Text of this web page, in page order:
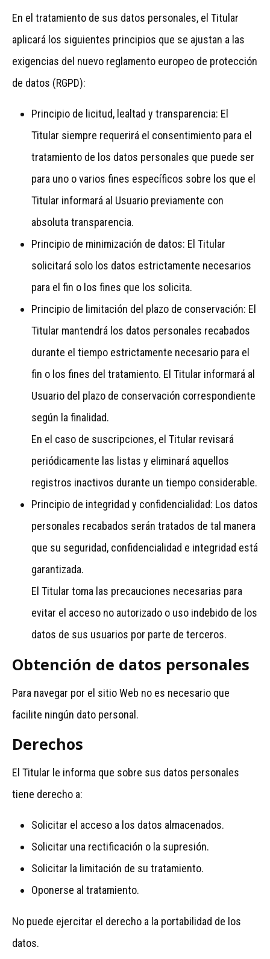
En el tratamiento de sus datos personales, el Titular
aplicará los siguientes principios que se ajustan a las
exigencias del nuevo reglamento europeo de protección
de datos (RGPD):
Principio de licitud, lealtad y transparencia: El
Titular siempre requerirá el consentimiento para el
tratamiento de los datos personales que puede ser
para uno o varios fines específicos sobre los que el
Titular informará al Usuario previamente con
absoluta transparencia.
Principio de minimización de datos: El Titular
solicitará solo los datos estrictamente necesarios
para el fin o los fines que los solicita.
Principio de limitación del plazo de conservación: El
Titular mantendrá los datos personales recabados
durante el tiempo estrictamente necesario para el
fin o los fines del tratamiento. El Titular informará al
Usuario del plazo de conservación correspondiente
según la finalidad.
En el caso de suscripciones, el Titular revisará
periódicamente las listas y eliminará aquellos
registros inactivos durante un tiempo considerable.
Principio de integridad y confidencialidad: Los datos
personales recabados serán tratados de tal manera
que su seguridad, confidencialidad e integridad está
garantizada.
El Titular toma las precauciones necesarias para
evitar el acceso no autorizado o uso indebido de los
datos de sus usuarios por parte de terceros.
Obtención de datos personales
Para navegar por el sitio Web no es necesario que
facilite ningún dato personal.
Derechos
El Titular le informa que sobre sus datos personales
tiene derecho a:
Solicitar el acceso a los datos almacenados.
Solicitar una rectificación o la supresión.
Solicitar la limitación de su tratamiento.
Oponerse al tratamiento.
No puede ejercitar el derecho a la portabilidad de los
datos.